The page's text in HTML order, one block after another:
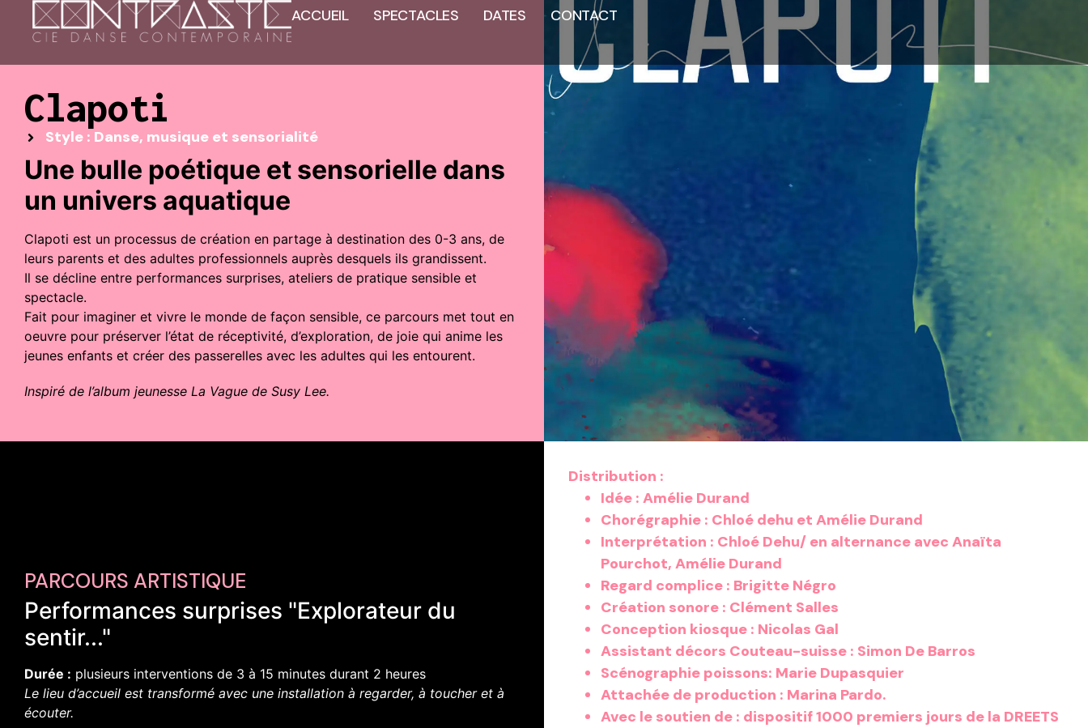
ACCUEIL SPECTACLES DATES CONTACT
Clapoti
Style : Danse, musique et sensorialité
Une bulle poétique et sensorielle dans
un univers aquatique
Clapoti est un processus de création en partage à destination des 0-3 ans, de
leurs parents et des adultes professionnels auprès desquels ils grandissent.
Il se décline entre performances surprises, ateliers de pratique sensible et
spectacle.
Fait pour imaginer et vivre le monde de façon sensible, ce parcours met tout en
oeuvre pour préserver l’état de réceptivité, d’exploration, de joie qui anime les
jeunes enfants et créer des passerelles avec les adultes qui les entourent.
Inspiré de l’album jeunesse La Vague de Susy Lee.
PARCOURS ARTISTIQUE
Performances surprises "Explorateur du
sentir..."
Durée : plusieurs interventions de 3 à 15 minutes durant 2 heures
Le lieu d’accueil est transformé avec une installation à regarder, à toucher et à
écouter.
Distribution :
Idée : Amélie Durand
Chorégraphie : Chloé dehu et Amélie Durand
Interprétation : Chloé Dehu/ en alternance avec Anaïta
Pourchot, Amélie Durand
Regard complice : Brigitte Négro
Création sonore : Clément Salles
Conception kiosque : Nicolas Gal
Assistant décors Couteau-suisse : Simon De Barros
Scénographie poissons: Marie Dupasquier
Attachée de production : Marina Pardo.
Avec le soutien de : dispositif 1000 premiers jours de la DREETS